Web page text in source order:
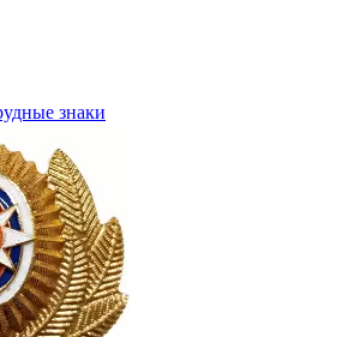
знаки